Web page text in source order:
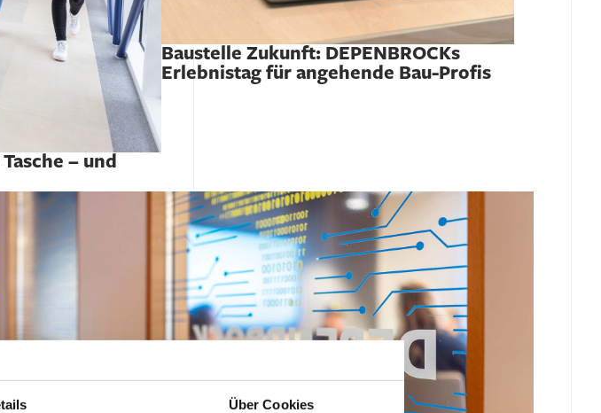
Über Cookies
– und
Baustelle Zukunft: DEPENBROCKs
Erlebnistag für angehende Bau-Profis